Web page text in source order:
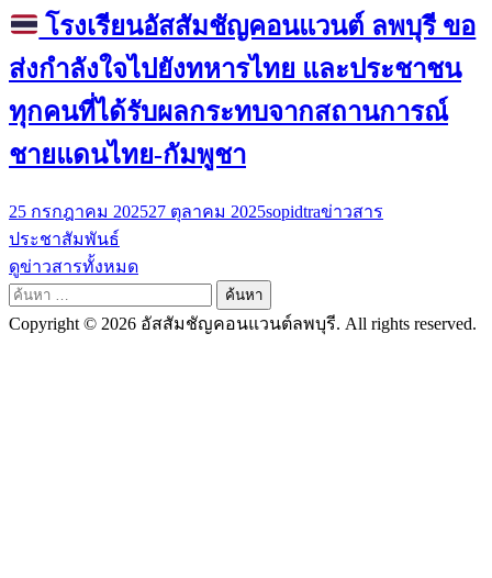
โรงเรียนอัสสัมชัญคอนแวนต์ ลพบุรี ขอ
ส่งกำลังใจไปยังทหารไทย และประชาชน
ทุกคนที่ได้รับผลกระทบจากสถานการณ์
ชายแดนไทย-กัมพูชา
25 กรกฎาคม 202527 ตุลาคม 2025sopidtraข่าวสาร
ประชาสัมพันธ์
ดูข่าวสารทั้งหมด
ค้นหา
สำหรับ:
Copyright © 2026 อัสสัมชัญคอนแวนต์ลพบุรี. All rights reserved.